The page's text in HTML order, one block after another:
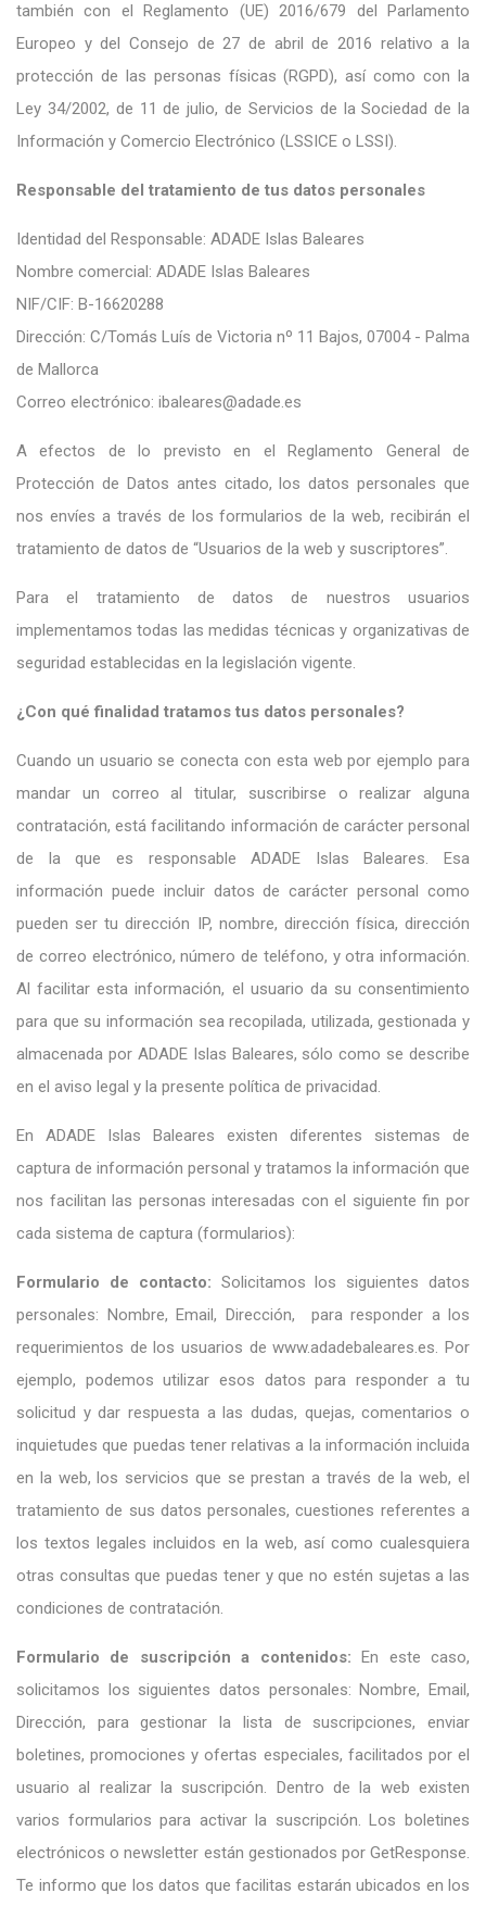
también con el Reglamento (UE) 2016/679 del Parlamento
Europeo y del Consejo de 27 de abril de 2016 relativo a la
protección de las personas físicas (RGPD), así como con la
Ley 34/2002, de 11 de julio, de Servicios de la Sociedad de la
Información y Comercio Electrónico (LSSICE o LSSI).
Responsable del tratamiento de tus datos personales
Identidad del Responsable: ADADE Islas Baleares
Nombre comercial: ADADE Islas Baleares
NIF/CIF: B-16620288
Dirección: C/Tomás Luís de Victoria nº 11 Bajos, 07004 - Palma
de Mallorca
Correo electrónico: ibaleares@adade.es
A efectos de lo previsto en el Reglamento General de
Protección de Datos antes citado, los datos personales que
nos envíes a través de los formularios de la web, recibirán el
tratamiento de datos de “Usuarios de la web y suscriptores”.
Para el tratamiento de datos de nuestros usuarios
implementamos todas las medidas técnicas y organizativas de
seguridad establecidas en la legislación vigente.
¿Con qué finalidad tratamos tus datos personales?
Cuando un usuario se conecta con esta web por ejemplo para
mandar un correo al titular, suscribirse o realizar alguna
contratación, está facilitando información de carácter personal
de la que es responsable ADADE Islas Baleares. Esa
información puede incluir datos de carácter personal como
pueden ser tu dirección IP, nombre, dirección física, dirección
de correo electrónico, número de teléfono, y otra información.
Al facilitar esta información, el usuario da su consentimiento
para que su información sea recopilada, utilizada, gestionada y
almacenada por ADADE Islas Baleares, sólo como se describe
en el aviso legal y la presente política de privacidad.
En ADADE Islas Baleares existen diferentes sistemas de
captura de información personal y tratamos la información que
nos facilitan las personas interesadas con el siguiente fin por
cada sistema de captura (formularios):
Formulario de contacto: Solicitamos los siguientes datos
personales: Nombre, Email, Dirección, para responder a los
requerimientos de los usuarios de www.adadebaleares.es. Por
ejemplo, podemos utilizar esos datos para responder a tu
solicitud y dar respuesta a las dudas, quejas, comentarios o
inquietudes que puedas tener relativas a la información incluida
en la web, los servicios que se prestan a través de la web, el
tratamiento de sus datos personales, cuestiones referentes a
los textos legales incluidos en la web, así como cualesquiera
otras consultas que puedas tener y que no estén sujetas a las
condiciones de contratación.
Formulario de suscripción a contenidos:
En este caso,
solicitamos los siguientes datos personales: Nombre, Email,
Dirección, para gestionar la lista de suscripciones, enviar
boletines, promociones y ofertas especiales, facilitados por el
usuario al realizar la suscripción. Dentro de la web existen
varios formularios para activar la suscripción. Los boletines
electrónicos o newsletter están gestionados por GetResponse.
Te informo que los datos que facilitas estarán ubicados en los